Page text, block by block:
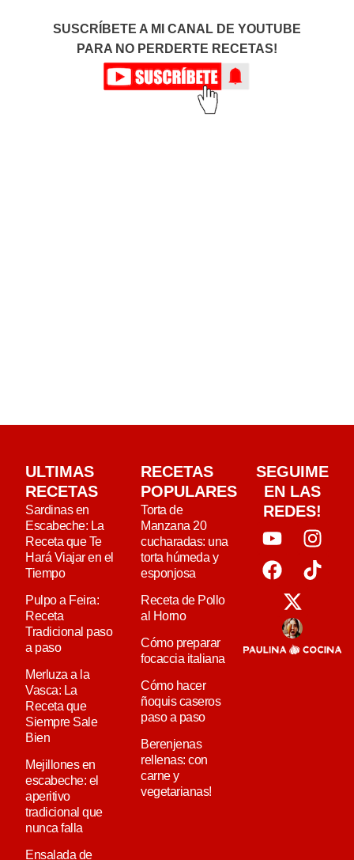
SUSCRÍBETE A MI CANAL DE YOUTUBE
PARA NO PERDERTE RECETAS!
ULTIMAS
RECETAS
Sardinas en
Escabeche: La
Receta que Te
Hará Viajar en el
Tiempo
Pulpo a Feira:
Receta
Tradicional paso
a paso
Merluza a la
Vasca: La
Receta que
Siempre Sale
Bien
Mejillones en
escabeche: el
aperitivo
tradicional que
nunca falla
Ensalada de
RECETAS
POPULARES
Torta de
Manzana 20
cucharadas: una
torta húmeda y
esponjosa
Receta de Pollo
al Horno
Cómo preparar
focaccia italiana
Cómo hacer
ñoquis caseros
paso a paso
Berenjenas
rellenas: con
carne y
vegetarianas!
SEGUIME
EN LAS
REDES!